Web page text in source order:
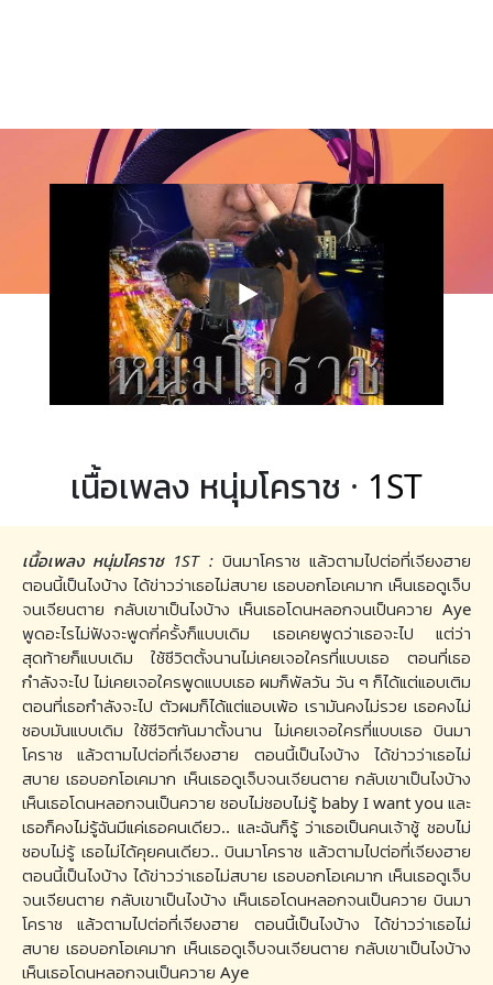
เนื้อเพลง หนุ่มโคราช · 1ST
เนื้อเพลง หนุ่มโคราช 1ST : บินมาโคราช แล้วตามไปต่อที่เจียงฮาย
ตอนนี้เป็นไงบ้าง ได้ข่าวว่าเธอไม่สบาย เธอบอกโอเคมาก เห็นเธอดูเจ็บ
จนเจียนตาย กลับเขาเป็นไงบ้าง เห็นเธอโดนหลอกจนเป็นควาย Aye
พูดอะไรไม่ฟังจะพูดกี่ครั้งก็แบบเดิม เธอเคยพูดว่าเธอจะไป แต่ว่า
สุดท้ายก็แบบเดิม ใช้ชีวิตตั้งนานไม่เคยเจอใครที่แบบเธอ ตอนที่เธอ
กำลังจะไป ไม่เคยเจอใครพูดแบบเธอ ผมก็พัลวัน วัน ๆ ก็ได้แต่แอบเติม
ตอนที่เธอกำลังจะไป ตัวผมก็ได้แต่แอบเพ้อ เรามันคงไม่รวย เธอคงไม่
ชอบมันแบบเดิม ใช้ชีวิตกันมาตั้งนาน ไม่เคยเจอใครที่แบบเธอ บินมา
โคราช แล้วตามไปต่อที่เจียงฮาย ตอนนี้เป็นไงบ้าง ได้ข่าวว่าเธอไม่
สบาย เธอบอกโอเคมาก เห็นเธอดูเจ็บจนเจียนตาย กลับเขาเป็นไงบ้าง
เห็นเธอโดนหลอกจนเป็นควาย ชอบไม่ชอบไม่รู้ baby I want you และ
เธอก็คงไม่รู้ฉันมีแค่เธอคนเดียว.. และฉันก็รู้ ว่าเธอเป็นคนเจ้าชู้ ชอบไม่
ชอบไม่รู้ เธอไม่ได้คุยคนเดียว.. บินมาโคราช แล้วตามไปต่อที่เจียงฮาย
ตอนนี้เป็นไงบ้าง ได้ข่าวว่าเธอไม่สบาย เธอบอกโอเคมาก เห็นเธอดูเจ็บ
จนเจียนตาย กลับเขาเป็นไงบ้าง เห็นเธอโดนหลอกจนเป็นควาย บินมา
โคราช แล้วตามไปต่อที่เจียงฮาย ตอนนี้เป็นไงบ้าง ได้ข่าวว่าเธอไม่
สบาย เธอบอกโอเคมาก เห็นเธอดูเจ็บจนเจียนตาย กลับเขาเป็นไงบ้าง
เห็นเธอโดนหลอกจนเป็นควาย Aye